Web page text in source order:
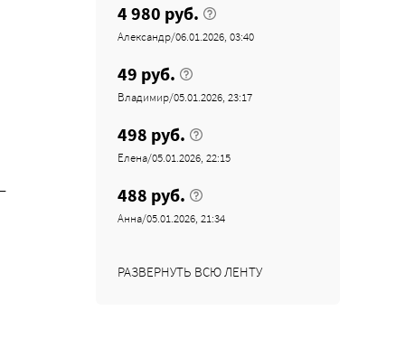
4 980 руб.
Александр/06.01.2026, 03:40
49 руб.
Владимир/05.01.2026, 23:17
498 руб.
Елена/05.01.2026, 22:15
488 руб.
Анна/05.01.2026, 21:34
РАЗВЕРНУТЬ ВСЮ ЛЕНТУ